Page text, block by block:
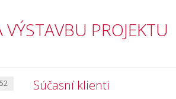
PROJEKTU
Súčasní klienti